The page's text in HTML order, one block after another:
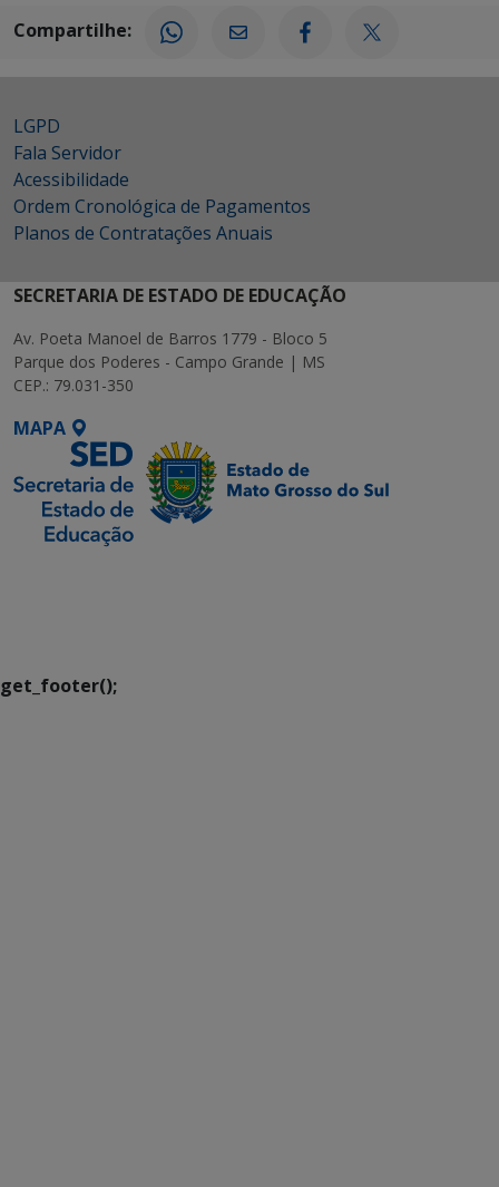
Compartilhe:
LGPD
Fala Servidor
Acessibilidade
Ordem Cronológica de Pagamentos
Planos de Contratações Anuais
SECRETARIA DE ESTADO DE EDUCAÇÃO
Av. Poeta Manoel de Barros 1779 - Bloco 5
Parque dos Poderes - Campo Grande | MS
CEP.: 79.031-350
MAPA
get_footer();